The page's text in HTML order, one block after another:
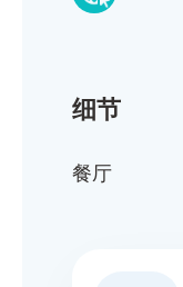
细节
餐厅